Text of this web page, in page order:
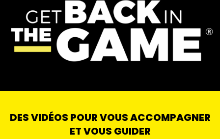
DES VIDÉOS POUR VOUS ACCOMPAGNER
ET VOUS GUIDER